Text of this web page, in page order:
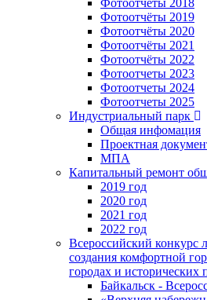
Фотоотчёты 2019
Фотоотчёты 2020
Фотоотчёты 2021
Фотоотчёты 2022
Фотоотчеты 2023
Фотоотчеты 2024
Фотоотчеты 2025
Индустриальный парк
Общая инфомация
Проектная
МПА
Капитальный ремонт
2019 год
2020 год
2021 год
2022 год
Всероссийский конкурс
создания комфортной
городах и исторических
Байкальск -